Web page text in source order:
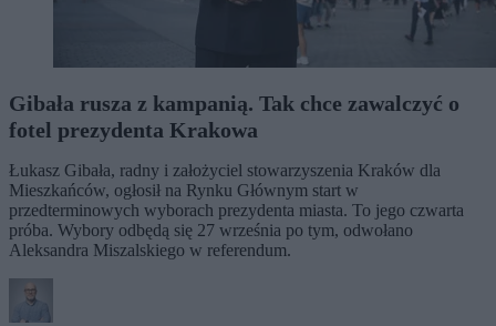
Gibała rusza z kampanią. Tak chce zawalczyć o
fotel prezydenta Krakowa
Łukasz Gibała, radny i założyciel stowarzyszenia Kraków dla
Mieszkańców, ogłosił na Rynku Głównym start w
przedterminowych wyborach prezydenta miasta. To jego czwarta
próba. Wybory odbędą się 27 września po tym, odwołano
Aleksandra Miszalskiego w referendum.